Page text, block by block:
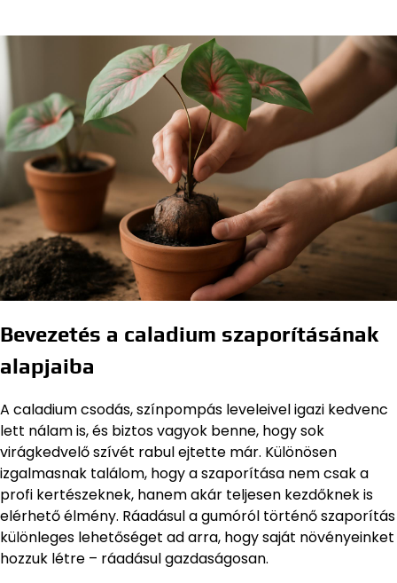
Bevezetés a caladium szaporításának
alapjaiba
A caladium csodás, színpompás leveleivel igazi kedvenc
lett nálam is, és biztos vagyok benne, hogy sok
virágkedvelő szívét rabul ejtette már. Különösen
izgalmasnak találom, hogy a szaporítása nem csak a
profi kertészeknek, hanem akár teljesen kezdőknek is
elérhető élmény. Ráadásul a gumóról történő szaporítás
különleges lehetőséget ad arra, hogy saját növényeinket
hozzuk létre – ráadásul gazdaságosan.